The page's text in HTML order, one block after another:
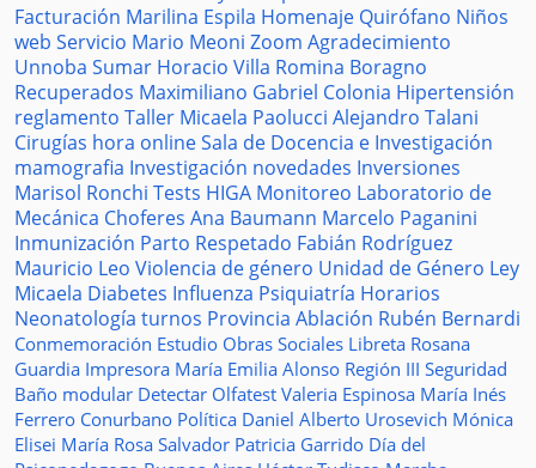
Facturación Marilina Espila Homenaje Quirófano Niños
web Servicio Mario Meoni Zoom Agradecimiento
Unnoba Sumar Horacio Villa Romina Boragno
Recuperados Maximiliano Gabriel Colonia Hipertensión
reglamento Taller Micaela Paolucci Alejandro Talani
Cirugías hora onlineSala de Docencia e Investigación
mamografia Investigación novedades Inversiones
Marisol Ronchi Tests HIGA Monitoreo Laboratorio de
Mecánica Choferes Ana Baumann Marcelo Paganini
Inmunización Parto Respetado Fabián Rodríguez
Mauricio Leo Violencia de género Unidad de Género Ley
Micaela Diabetes Influenza Psiquiatría Horarios
Neonatología turnos Provincia Ablación Rubén Bernardi
Conmemoración Estudio Obras Sociales Libreta Rosana
Guardia Impresora María Emilia Alonso Región III Seguridad
Baño modular Detectar Olfatest Valeria Espinosa María Inés
Ferrero Conurbano Política Daniel Alberto Urosevich Mónica
Elisei María Rosa Salvador Patricia Garrido Día del